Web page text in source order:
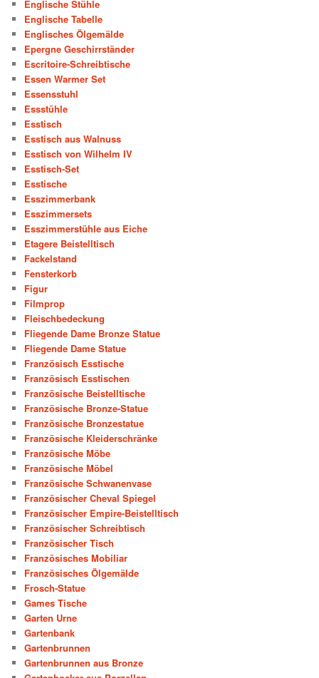
Englische Stühle
Englische Tabelle
Englisches Ölgemälde
Epergne Geschirrständer
Escritoire-Schreibtische
Essen Warmer Set
Essensstuhl
Essstühle
Esstisch
Esstisch aus Walnuss
Esstisch von Wilhelm IV
Esstisch-Set
Esstische
Esszimmerbank
Esszimmersets
Esszimmerstühle aus Eiche
Etagere Beistelltisch
Fackelstand
Fensterkorb
Figur
Filmprop
Fleischbedeckung
Fliegende Dame Bronze Statue
Fliegende Dame Statue
Französisch Esstische
Französisch Esstischen
Französische Beistelltische
Französische Bronze-Statue
Französische Bronzestatue
Französische Kleiderschränke
Französische Möbe
Französische Möbel
Französische Schwanenvase
Französischer Cheval Spiegel
Französischer Empire-Beistelltisch
Französischer Schreibtisch
Französischer Tisch
Französisches Mobiliar
Französisches Ölgemälde
Frosch-Statue
Games Tische
Garten Urne
Gartenbank
Gartenbrunnen
Gartenbrunnen aus Bronze